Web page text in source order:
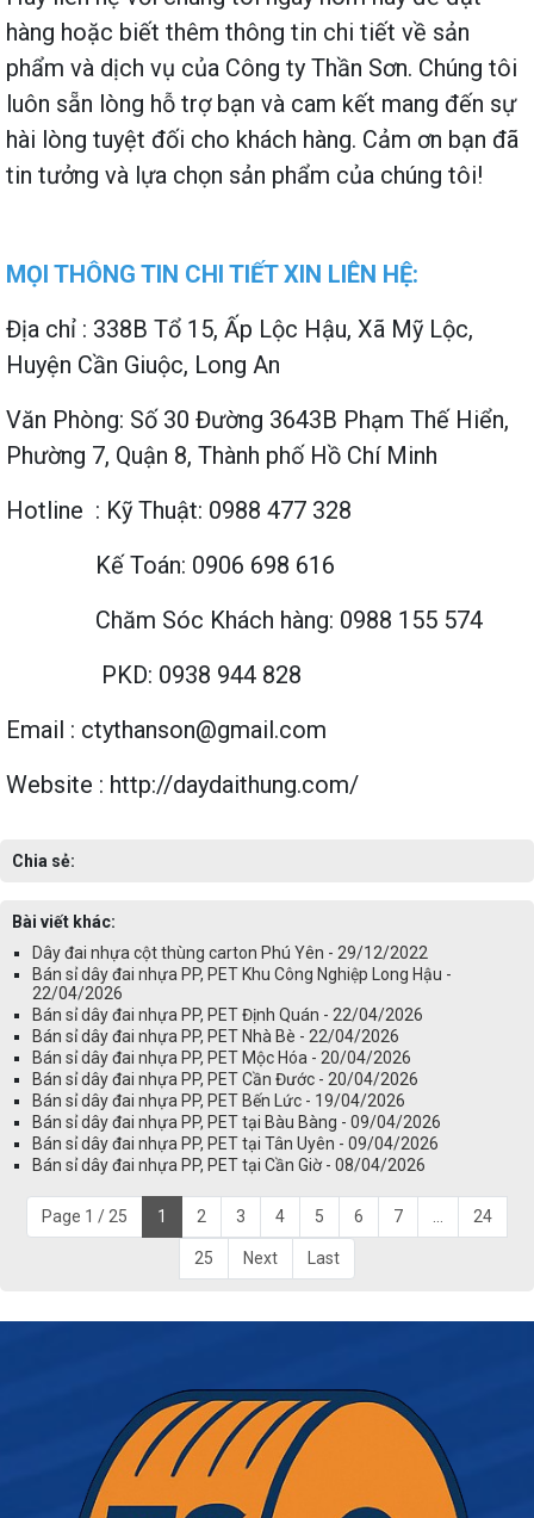
hàng hoặc biết thêm thông tin chi tiết về sản
phẩm và dịch vụ của Công ty Thần Sơn. Chúng tôi
luôn sẵn lòng hỗ trợ bạn và cam kết mang đến sự
hài lòng tuyệt đối cho khách hàng. Cảm ơn bạn đã
tin tưởng và lựa chọn sản phẩm của chúng tôi!
MỌI THÔNG TIN CHI TIẾT XIN LIÊN HỆ:
Địa chỉ : 338B Tổ 15, Ấp Lộc Hậu, Xã Mỹ Lộc,
Huyện Cần Giuộc, Long An
Văn Phòng: Số 30 Đường 3643B Phạm Thế Hiển,
Phường 7, Quận 8, Thành phố Hồ Chí Minh
Hotline : Kỹ Thuật: 0988 477 328
Kế Toán: 0906 698 616
Chăm Sóc Khách hàng: 0988 155 574
PKD: 0938 944 828
Email : ctythanson@gmail.com
Website : http://daydaithung.com/
Chia sẻ:
Bài viết khác:
Dây đai nhựa cột thùng carton Phú Yên - 29/12/2022
Bán sỉ dây đai nhựa PP, PET Khu Công Nghiệp Long Hậu -
22/04/2026
Bán sỉ dây đai nhựa PP, PET Định Quán - 22/04/2026
Bán sỉ dây đai nhựa PP, PET Nhà Bè - 22/04/2026
Bán sỉ dây đai nhựa PP, PET Mộc Hóa - 20/04/2026
Bán sỉ dây đai nhựa PP, PET Cần Đước - 20/04/2026
Bán sỉ dây đai nhựa PP, PET Bến Lức - 19/04/2026
Bán sỉ dây đai nhựa PP, PET tại Bàu Bàng - 09/04/2026
Bán sỉ dây đai nhựa PP, PET tại Tân Uyên - 09/04/2026
Bán sỉ dây đai nhựa PP, PET tại Cần Giờ - 08/04/2026
Page 1 / 25 1 2 3 4 5 6 7 24
25 Next Last